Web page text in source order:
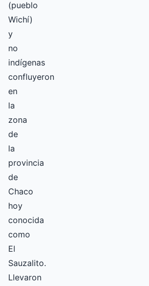
(pueblo
Wichí)
y
no
indígenas
confluyeron
en
la
zona
de
la
provincia
de
Chaco
hoy
conocida
como
El
Sauzalito.
Llevaron